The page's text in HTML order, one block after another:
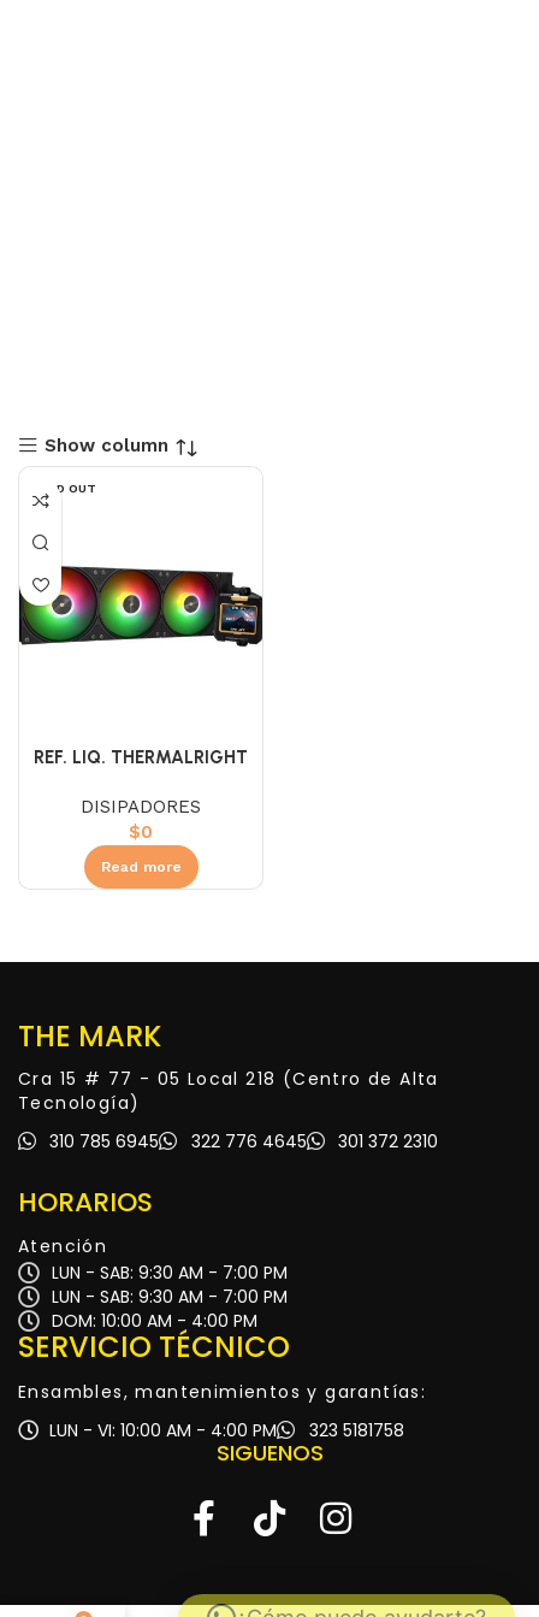
Show column
SOLD OUT
REF. LIQ. THERMALRIGHT
(PANTALLA)
DISIPADORES
$0
Read more
THE MARK
Cra 15 # 77 - 05 Local 218 (Centro de Alta
Tecnología)
310 785 6945
322 776 4645 301 372 2310
HORARIOS
Atención
LUN - SAB: 9:30 AM - 7:00 PM
LUN - SAB: 9:30 AM - 7:00 PM
DOM: 10:00 AM - 4:00 PM
SERVICIO TÉCNICO
Ensambles, mantenimientos y garantías:
LUN - VI: 10:00 AM - 4:00 PM
323 5181758
SIGUENOS